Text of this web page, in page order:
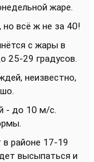
жаре.
всё ж не за 40!
с жары в
29 градусов.
неизвестно,
- до 10 м/с.
районе 17-19
высыпаться и